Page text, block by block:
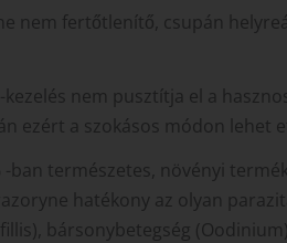
nem fertőtlenítő, csupán
kezelés nem pusztítja el a
ezért a szokásos módon lehet
-ban természetes, növényi
hatékony az olyan
bársonybetegség